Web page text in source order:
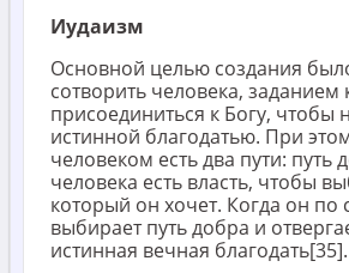
Иудаизм
Основной целью создания
сотворить человека,
присоединиться к Богу, чтобы
истинной благодатью. При
человеком есть два пути: путь
человека есть власть, чтобы
который он хочет. Когда он по
выбирает путь добра и
истинная вечная благодать[35].